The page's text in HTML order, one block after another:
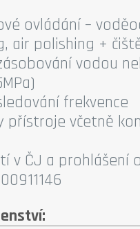
ovládání –
air polishing +
vodou
frekvence
přístroje včetně
v ČJ a prohlášení